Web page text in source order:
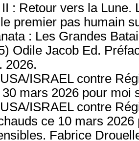
: Retour vers la Lune.
premier pas humain
: Les Grandes
Odile Jacob Ed.
2026.
ISRAEL contre
mars 2026 pour moi
ISRAEL contre
ce 10 mars
Fabrice